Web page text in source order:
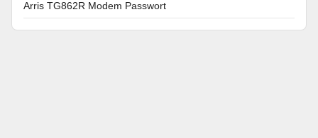
Arris TG862R Modem Passwort